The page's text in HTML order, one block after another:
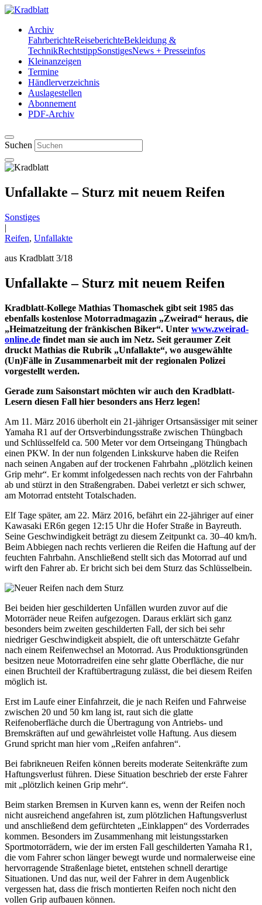
Archiv
FahrberichteReiseberichteBekleidung &
TechnikRechtstippSonstigesNews + Presseinfos
Kleinanzeigen
Termine
Händlerverzeichnis
Auslagestellen
Abonnement
PDF-Archiv
Suchen
Unfallakte – Sturz mit neuem Reifen
Sonstiges
|
Reifen, Unfallakte
aus Kradblatt 3/18
Unfallakte – Sturz mit neuem Reifen
Kradblatt-Kollege Mathias Thomaschek gibt seit 1985 das
ebenfalls kostenlose Motorradmagazin „Zweirad“ heraus, die
„Heimatzeitung der fränkischen Biker“. Unter www.zweirad-
online.de findet man sie auch im Netz. Seit geraumer Zeit
druckt Mathias die Rubrik „Unfallakte“, wo ausgewählte
(Un)Fälle in Zusammenarbeit mit der regionalen Polizei
vorgestellt werden.
Gerade zum Saisonstart möchten wir auch den Kradblatt-
Lesern diesen Fall hier besonders ans Herz legen!
Am 11. März 2016 überholt ein 21-jähriger Ortsansässiger mit seiner
Yamaha R1 auf der Ortsverbindungsstraße zwischen Thüngbach
und Schlüsselfeld ca. 500 Meter vor dem Ortseingang Thüngbach
einen PKW. In der nun folgenden Linkskurve haben die Reifen
nach seinen Angaben auf der trockenen Fahrbahn „plötzlich keinen
Grip mehr“. Er kommt infolgedessen nach rechts von der Fahrbahn
ab und stürzt in den Straßengraben. Dabei verletzt er sich schwer,
am Motorrad entsteht Totalschaden.
Elf Tage später, am 22. März 2016, befährt ein 22-jähriger auf einer
Kawasaki ER6n gegen 12:15 Uhr die Hofer Straße in Bayreuth.
Seine Geschwindigkeit beträgt zu diesem Zeitpunkt ca. 30–40 km/h.
Beim Abbiegen nach rechts verlieren die Reifen die Haftung auf der
feuchten Fahrbahn. Anschließend stellt sich das Motorrad auf und
wirft den Fahrer ab. Er bricht sich bei dem Sturz das Schlüsselbein.
Bei beiden hier geschilderten Unfällen wurden zuvor auf die
Motorräder neue Reifen aufgezogen. Daraus erklärt sich ganz
besonders beim zweiten geschilderten Fall, der sich bei sehr
niedriger Geschwindigkeit abspielt, die oft unterschätzte Gefahr
nach einem Reifenwechsel an Motorrad. Aus Produktionsgründen
besitzen neue Motorradreifen eine sehr glatte Oberfläche, die nur
einen Bruchteil der Kraftübertragung zulässt, die bei diesem Reifen
möglich ist.
Erst im Laufe einer Einfahrzeit, die je nach Reifen und Fahrweise
zwischen 20 und 50 km lang ist, raut sich die glatte
Reifenoberfläche durch die Übertragung von Antriebs- und
Bremskräften auf und gewährleistet volle Haftung. Aus diesem
Grund spricht man hier vom „Reifen anfahren“.
Bei fabrikneuen Reifen können bereits moderate Seitenkräfte zum
Haftungsverlust führen. Diese Situation beschrieb der erste Fahrer
mit „plötzlich keinen Grip mehr“.
Beim starken Bremsen in Kurven kann es, wenn der Reifen noch
nicht ausreichend angefahren ist, zum plötzlichen Haftungsverlust
und anschließend dem gefürchteten „Einklappen“ des Vorderrades
kommen. Besonders im Zusammenhang mit leistungsstarken
Sportmotorrädern, wie der im ersten Fall geschilderten Yamaha R1,
die vom Fahrer schon länger bewegt wurde und normalerweise eine
hervorragende Straßenlage bietet, entstehen schnell derartige
Situationen. Und das nur, weil der Fahrer in dem Augenblick
vergessen hat, dass die frisch montierten Reifen noch nicht den
vollen Grip aufbauen können.